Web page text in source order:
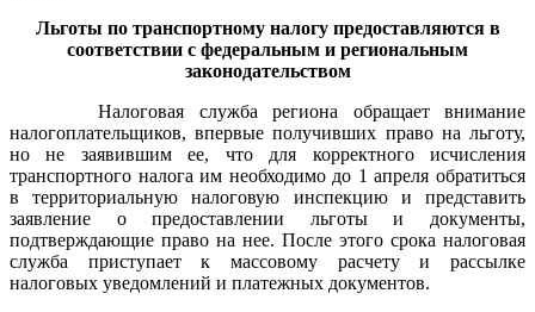
Льготы по транспортному налогу предоставляются в
соответствии с федеральным и региональным
законодательством
Налоговая служба региона обращает внимание
налогоплательщиков, впервые получивших право на льготу,
но не заявившим ее, что для корректного исчисления
транспортного налога им необходимо до 1 апреля обратиться
в территориальную налоговую инспекцию и представить
заявление о предоставлении льготы и документы,
подтверждающие право на нее. После этого срока налоговая
служба приступает к массовому расчету и рассылке
налоговых уведомлений и платежных документов.